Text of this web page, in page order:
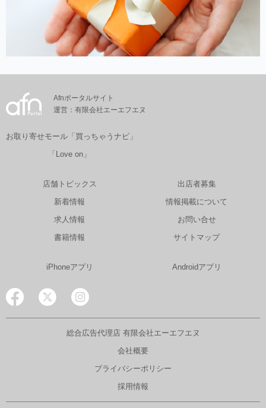
Afnポータルサイト
運営：有限会社エーエフエヌ
お取り寄せモール「買っちゃうナビ」
「Love on」
店舗トピックス
新着情報
求人情報
書籍情報
出店者募集
情報掲載について
お問い合せ
サイトマップ
iPhoneアプリ Androidアプリ
総合広告代理店 有限会社エーエフエヌ
会社概要
プライバシーポリシー
採用情報